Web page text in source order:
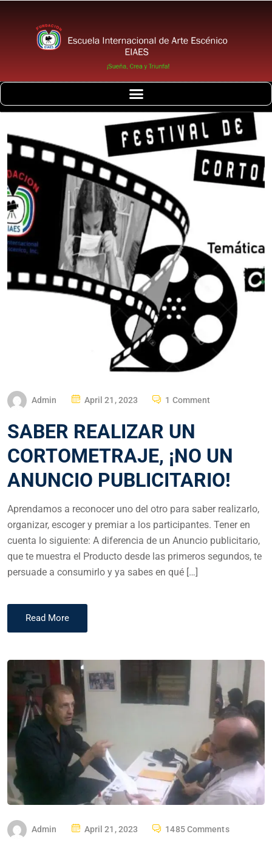
Admin April 21, 2023 1 Comment
SABER REALIZAR UN
CORTOMETRAJE, ¡NO UN
ANUNCIO PUBLICITARIO!
Aprendamos a reconocer uno del otro para saber realizarlo,
organizar, escoger y premiar a los participantes. Tener en
cuenta lo siguiente: A diferencia de un Anuncio publicitario,
que te muestra el Producto desde las primeros segundos, te
persuade a consumirlo y ya sabes en qué […]
Read More
Admin April 21, 2023 1485 Comments